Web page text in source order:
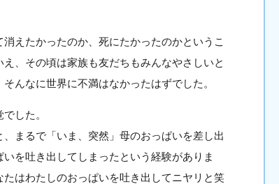
えたかったのか、死にたかったのかというこ
、その頃は家族も友だちもみんなやさしいと
んなに世界に不満はなかったはずでした。
した。
まるで「いま、突然」母のおっぱいを差し出
を吐き出してしまったという経験がありま
はわたしのおっぱいを吐き出してニヤリと笑